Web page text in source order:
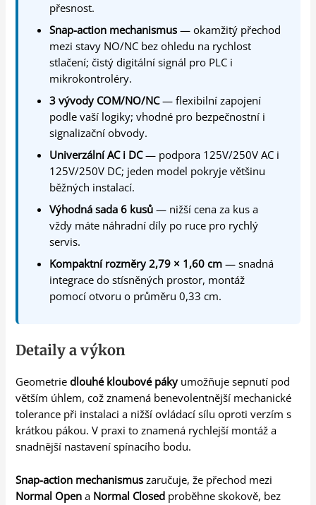
přesnost.
Snap-action mechanismus — okamžitý přechod
mezi stavy NO/NC bez ohledu na rychlost
stlačení; čistý digitální signál pro PLC i
mikrokontroléry.
3 vývody COM/NO/NC— flexibilní zapojení
podle vaší logiky; vhodné pro bezpečnostní i
signalizační obvody.
Univerzální AC i DC— podpora 125V/250V AC i
125V/250V DC; jeden model pokryje většinu
běžných instalací.
Výhodná sada 6 kusů — nižší cena za kus a
vždy máte náhradní díly po ruce pro rychlý
servis.
Kompaktní rozměry 2,79 × 1,60 cm — snadná
integrace do stísněných prostor, montáž
pomocí otvoru o průměru 0,33 cm.
Detaily a výkon
Geometriedlouhé kloubové páky umožňuje sepnutí pod
větším úhlem, což znamená benevolentnější mechanické
tolerance při instalaci a nižší ovládací sílu oproti verzím s
krátkou pákou. V praxi to znamená rychlejší montáž a
snadnější nastavení spínacího bodu.
Snap-action mechanismus zaručuje, že přechod mezi
Normal Open a Normal Closed proběhne skokově, bez